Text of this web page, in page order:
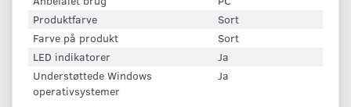
Produktfarve
Sort
Farve på produkt
Sort
LED indikatorer
Ja
Understøttede Windows
operativsystemer
Ja